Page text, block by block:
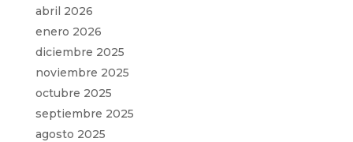
abril 2026
enero 2026
diciembre 2025
noviembre 2025
octubre 2025
septiembre 2025
agosto 2025